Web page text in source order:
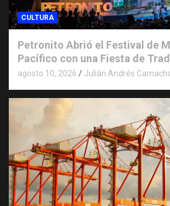
CULTURA
Petronito Abrió el Festival de
Pacífico con una Fiesta de
agosto 10, 2026 Julián Andrés